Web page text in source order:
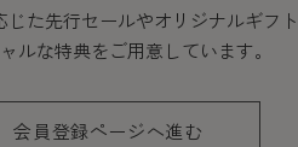
た先行セールやオリジナルギフト
ルな特典をご用意しています。
会員登録ページへ進む